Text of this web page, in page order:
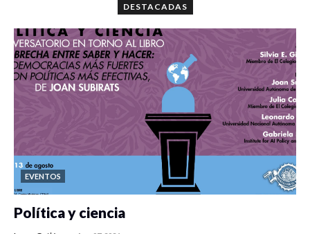
DESTACADAS
EVENTOS
Política y ciencia